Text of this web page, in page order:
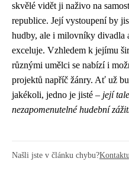
skvělé vidět ji naživo na
republice. Její vystoupení by
hudby, ale i milovníky divadla
exceluje. Vzhledem k jejímu
různými umělci se nabízí i
projektů napříč žánry. Ať už
jakékoli, jedno je jisté – její
nezapomenutelné hudební
Našli jste v článku chybu?